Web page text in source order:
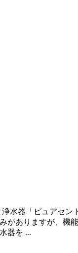
水器「ピュアセン
がありますが、
器を ...